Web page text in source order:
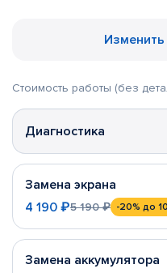
Изменить
Стоимость работы (без
Диагностика
Замена экрана
4 190 ₽5 190 ₽ -20% до
Замена аккумулятора